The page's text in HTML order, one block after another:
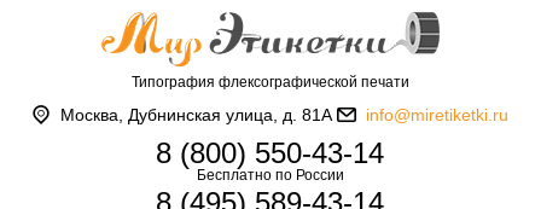
Типография флексографической печати
Москва, Дубнинская улица, д. 81А info@miretiketki.ru
8 (800) 550-43-14
Бесплатно по России
8 (495) 589-43-14